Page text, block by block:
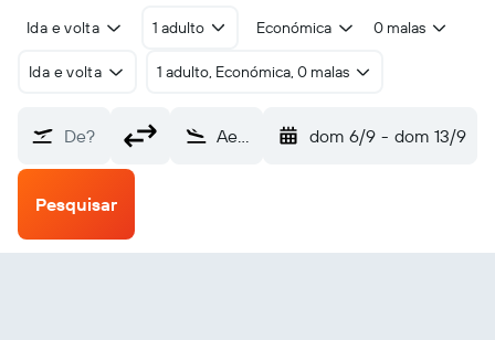
Ida e volta 1 adulto Económica 0 malas
Ida e volta 1 adulto, Económica, 0 malas
De? Aeroporto de Pequim - Daxing (PKX) dom 6/9 - dom 13/9
Pesquisar